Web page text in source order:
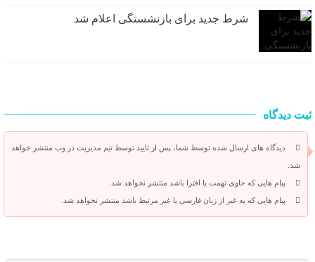
شرط جدید برای بازنشستگی اعلام شد
ثبت دیدگاه
دیدگاه های ارسال شده توسط شما، پس از تایید توسط تیم مدیریت در وب منتشر خواهد
شد.
پیام هایی که حاوی تهمت یا افترا باشد منتشر نخواهد شد.
پیام هایی که به غیر از زبان فارسی یا غیر مرتبط باشد منتشر نخواهد شد.